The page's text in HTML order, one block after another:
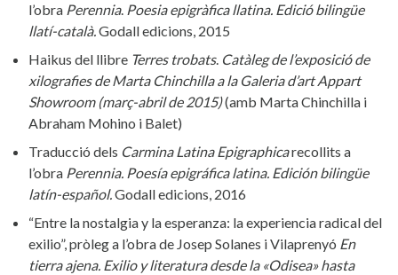
l’obra Perennia. Poesia epigràfica llatina. Edició bilingüe
llatí-català.Godall edicions, 2015
Haikus del llibre Terres trobats. Catàleg de l’exposició de
xilografies de Marta Chinchilla a la Galeria d’art Appart
Showroom (març-abril de 2015)(amb Marta Chinchilla i
Abraham Mohino i Balet)
Traducció dels Carmina Latina Epigraphicarecollits a
l’obra Perennia. Poesía epigráfica latina. Edición bilingüe
latín-español.Godall edicions, 2016
“Entre la nostalgia y la esperanza: la experiencia radical del
exilio”, pròleg a l’obra de Josep Solanes i Vilaprenyó En
tierra ajena. Exilio y literatura desde la «Odisea» hasta